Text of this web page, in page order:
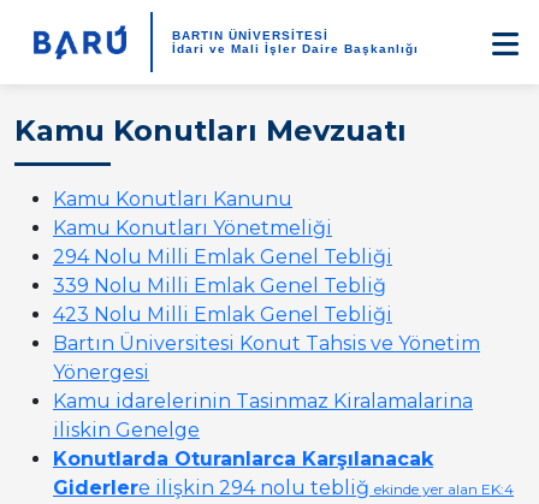
BARTIN ÜNİVERSİTESİ
İdari ve Mali İşler Daire Başkanlığı
Kamu Konutları Mevzuatı
Kamu Konutları Kanunu
Kamu Konutları Yönetmeliği
294 Nolu Milli Emlak Genel Tebliği
339 Nolu Milli Emlak Genel Tebliğ
423 Nolu Milli Emlak Genel Tebliği
Bartın Üniversitesi Konut Tahsis ve Yönetim
Yönergesi
Kamu idarelerinin Tasinmaz Kiralamalarina
iliskin Genelge
Konutlarda Oturanlarca Karşılanacak
Giderlere ilişkin 294 nolu tebliğ ekinde yer alan EK:4